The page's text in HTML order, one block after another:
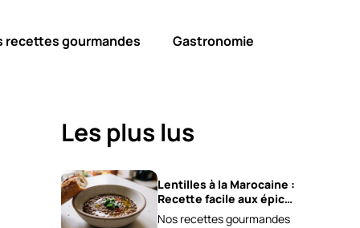
recettes gourmandes Gastronomie
Les plus lus
Lentilles à la Marocaine :
Recette facile aux épices
et carottes!
Nos recettes gourmandes